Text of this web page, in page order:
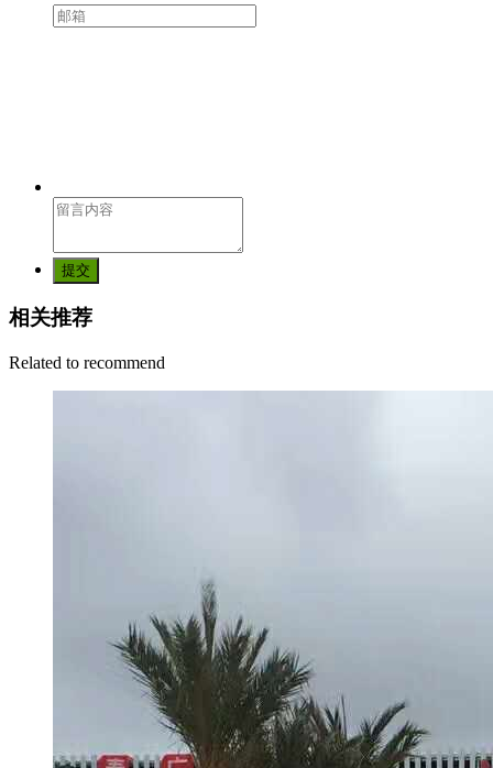
提交
相关推荐
Related to recommend